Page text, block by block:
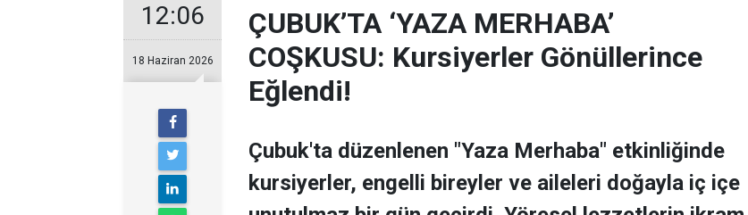
12:06
18 Haziran 2026
ÇUBUK’TA ‘YAZA MERHABA’
COŞKUSU: Kursiyerler Gönüllerince
Eğlendi!
Çubuk'ta düzenlenen "Yaza Merhaba" etkinliğinde
kursiyerler, engelli bireyler ve aileleri doğayla iç içe